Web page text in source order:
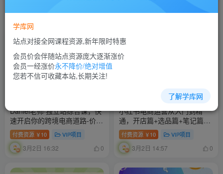
排序
Daniel老师·独立站综合课，快
速开启你的跨境电商道路-价值
2599元
付费资源 ￥ 10 VIP项目
3月2日 16:32 0
小红书电商运营从入门到精
通，开店篇+选品篇+笔记篇
+剪辑篇+赛道篇+内容篇+私域
篇付费资源 ￥ 10 VIP项目
3月2日 14:57 0
学库网
站点对接全网课程资源,新年限时特惠
会员价会伴随站点资源庞大逐渐涨价
会员一经涨价永不降价/绝对增值
您若不信可收藏本站,长期关注!
了解学库网